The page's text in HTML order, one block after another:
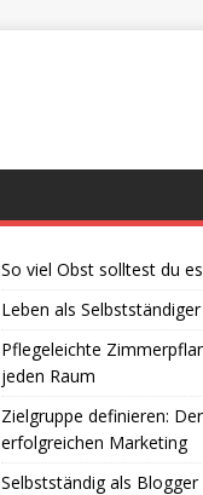
So viel Obst solltest du
Leben als Selbstständiger
Pflegeleichte
jeden Raum
Zielgruppe definieren:
erfolgreichen Marketing
Selbstständig als Blogger